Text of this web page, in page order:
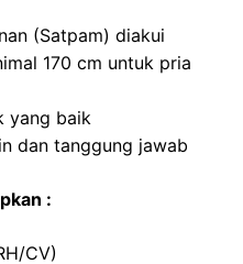
(Satpam) diakui
170 cm untuk pria
yang baik
dan tanggung jawab
:
CV)